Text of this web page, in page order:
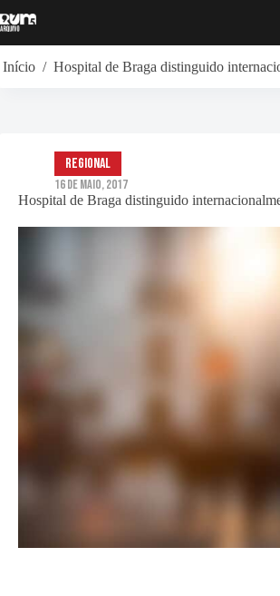
para
Início / Hospital de Braga distinguido
Hospital de Braga distinguido
Regional
16 de Maio, 2017